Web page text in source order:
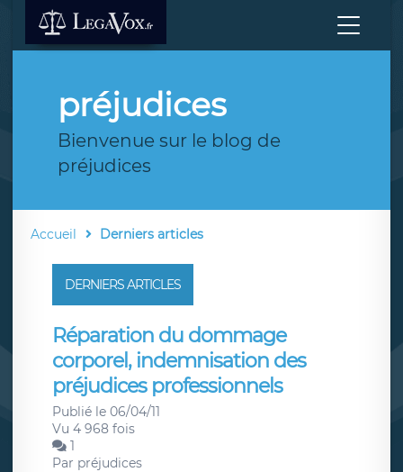
préjudices
Bienvenue sur le blog de
préjudices
Accueil Derniers articles
DERNIERS ARTICLES
Réparation du dommage
corporel, indemnisation des
préjudices professionnels
Publié le 06/04/11
Vu 4 968 fois
1
Par préjudices